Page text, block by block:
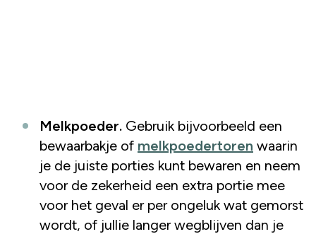
Melkpoeder. Gebruik bijvoorbeeld een
bewaarbakje of melkpoedertoren waarin
je de juiste porties kunt bewaren en neem
voor de zekerheid een extra portie mee
voor het geval er per ongeluk wat gemorst
wordt, of jullie langer wegblijven dan je